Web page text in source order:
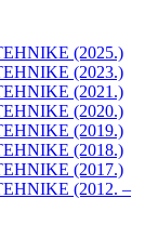
(2025.)
(2023.)
(2021.)
(2020.)
(2019.)
(2018.)
(2017.)
(2012. –